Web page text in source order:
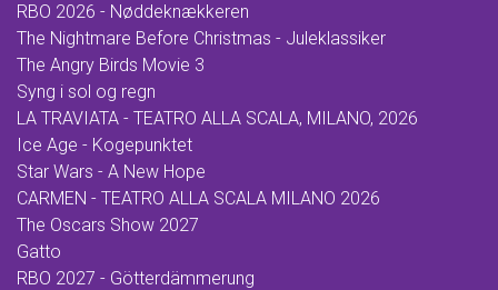
RBO 2026 - Nøddeknækkeren
The Nightmare Before Christmas - Juleklassiker
The Angry Birds Movie 3
Syng i sol og regn
LA TRAVIATA - TEATRO ALLA SCALA, MILANO, 2026
Ice Age - Kogepunktet
Star Wars - A New Hope
CARMEN - TEATRO ALLA SCALA MILANO 2026
The Oscars Show 2027
Gatto
RBO 2027 - Götterdämmerung